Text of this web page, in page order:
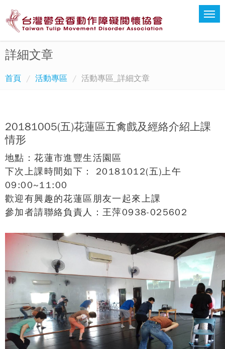
詳細文章
首頁 活動專區 活動專區_詳細文章
20181005(五)花蓮區五禽戲及經絡介紹上課
情形
地點：花蓮市進豐生活園區
下次上課時間如下： 20181012(五)上午
09:00~11:00
歡迎有興趣的花蓮區朋友一起來上課
參加者請聯絡負責人：王萍0938-025602